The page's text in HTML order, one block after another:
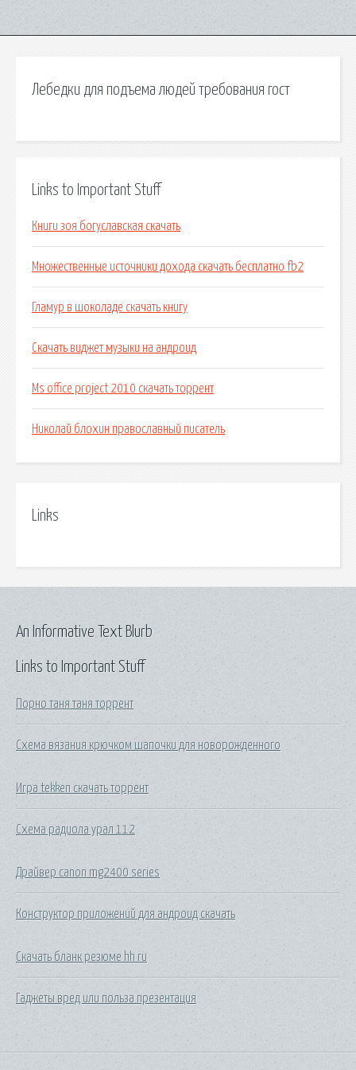
Лебедки для подъема людей требования гост
Links to Important Stuff
Книги зоя богуславская скачать
Множественные источники дохода скачать бесплатно fb2
Гламур в шоколаде скачать книгу
Скачать виджет музыки на андроид
Ms office project 2010 скачать торрент
Николай блохин православный писатель
Links
Links to Important Stuff
Порно таня таня торрент
Схема вязания крючком шапочки для новорожденного
Игра tekken скачать торрент
Схема радиола урал 112
Драйвер canon mg2400 series
Конструктор приложений для андроид скачать
Скачать бланк резюме hh ru
Гаджеты вред или польза презентация
An Informative Text Blurb